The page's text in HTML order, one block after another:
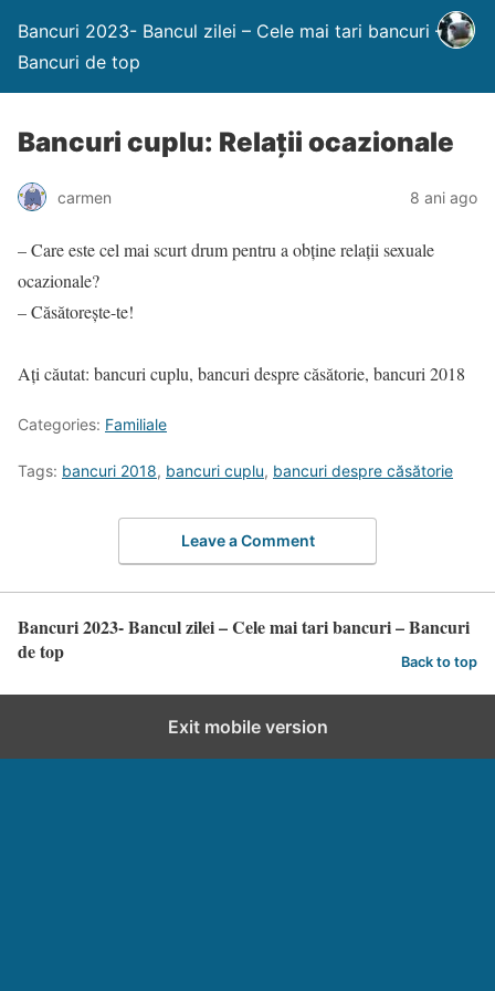
Bancuri 2023- Bancul zilei – Cele mai tari bancuri –
Bancuri de top
Bancuri cuplu: Relații ocazionale
carmen 8 ani ago
– Care este cel mai scurt drum pentru a obține relații sexuale
ocazionale?
– Căsătorește-te!
Ați căutat: bancuri cuplu, bancuri despre căsătorie, bancuri 2018
Categories: Familiale
Tags: bancuri 2018, bancuri cuplu, bancuri despre căsătorie
Leave a Comment
Bancuri 2023- Bancul zilei – Cele mai tari bancuri – Bancuri
de top
Back to top
Exit mobile version